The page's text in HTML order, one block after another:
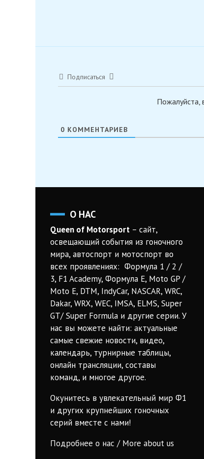
Подписаться
Пожалуйста,
0 КОММЕНТАРИЕВ
О НАС
Queen of Motorsport – сайт,
освещающий события из гоночного
мира, автоспорт и мотоспорт во
всех проявлениях: Формула 1 / 2 /
3, F1 Academy, Формула Е, Moto GP /
Moto E, DTM, IndyCar, NASCAR, WRC,
Dakar, WRX, WEC, IMSA, ELMS, Super
GT/ Super Formula и другие серии. У
нас вы можете найти: актуальные
самые свежие новости, видео,
календарь, турнирные таблицы,
онлайн трансляции, составы
команд, и многое другое.
Окунитесь в увлекательный мир Ф1
и других крупнейших гоночных
серий вместе с нами!
Подробнее о нас / More about us